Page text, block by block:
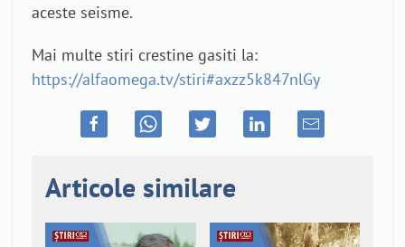
aceste seisme.
Mai multe stiri crestine gasiti la:
https://alfaomega.tv/stiri#axzz5k847nlGy
Articole similare